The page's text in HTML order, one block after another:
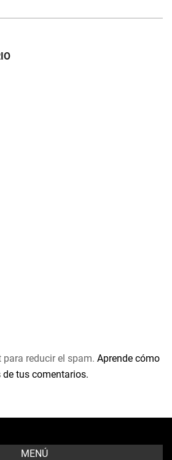
reducir el spam. Aprende cómo
tus comentarios.
MENÚ